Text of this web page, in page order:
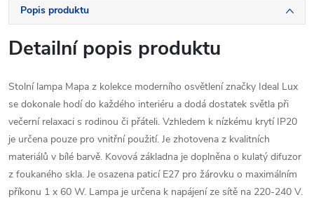
Popis produktu
Detailní popis produktu
Stolní lampa Mapa z kolekce moderního osvětlení značky Ideal Lux
se dokonale hodí do každého interiéru a dodá dostatek světla při
večerní relaxaci s rodinou či přáteli. Vzhledem k nízkému krytí IP20
je určena pouze pro vnitřní použití. Je zhotovena z kvalitních
materiálů v bílé barvě. Kovová základna je doplněna o kulatý difuzor
z foukaného skla. Je osazena paticí E27 pro žárovku o maximálním
příkonu 1 x 60 W. Lampa je určena k napájení ze sítě na 220-240 V.